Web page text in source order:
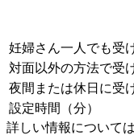
妊婦さん一人でも受
対面以外の方法で受
夜間または休日に受
設定時間（分）
詳しい情報について